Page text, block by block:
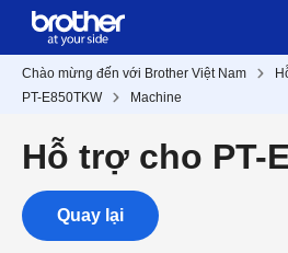
Chào mừng đến với Brother Việt Nam
PT-E850TKW
Machine
Hỗ trợ cho PT-
Quay lại